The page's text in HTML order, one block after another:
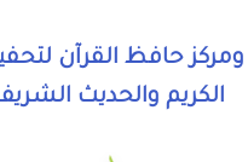
حافظ القرآن
الكريم والحديث